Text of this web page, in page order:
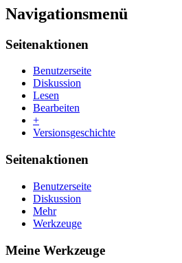
Navigationsmenü
Seitenaktionen
Benutzerseite
Diskussion
Lesen
Bearbeiten
+
Versionsgeschichte
Seitenaktionen
Benutzerseite
Diskussion
Mehr
Werkzeuge
Meine Werkzeuge